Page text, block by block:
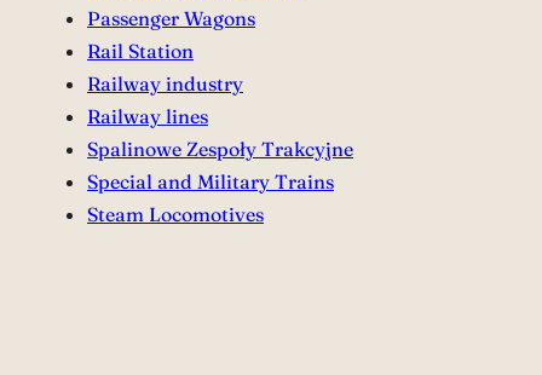
Passenger Wagons
Rail Station
Railway industry
Railway lines
Spalinowe Zespoły Trakcyjne
Special and Military Trains
Steam Locomotives